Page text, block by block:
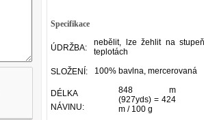
Specifikace
ÚDRŽBA:
nebělit, lze žehlit na
teplotách
SLOŽENÍ: 100% bavlna, mercerovaná
DÉLKA
NÁVINU:
848 m
(927yds) = 424
m / 100 g